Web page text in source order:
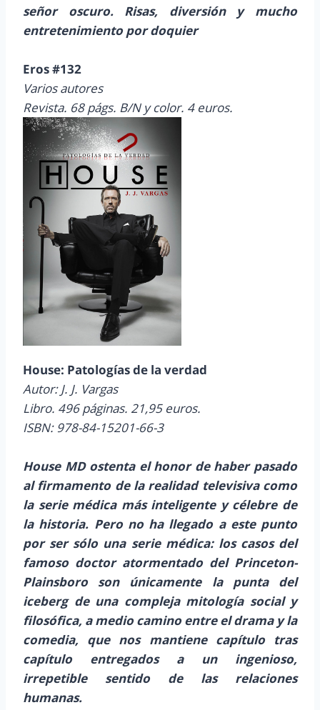
señor oscuro. Risas, diversión y mucho
entretenimiento por doquier
Eros #132
Varios autores
Revista. 68 págs. B/N y color. 4 euros.
House: Patologías de la verdad
Autor: J. J. Vargas
Libro. 496 páginas. 21,95 euros.
ISBN: 978-84-15201-66-3
House MD ostenta el honor de haber pasado
al firmamento de la realidad televisiva como
la serie médica más inteligente y célebre de
la historia. Pero no ha llegado a este punto
por ser sólo una serie médica: los casos del
famoso doctor atormentado del Princeton-
Plainsboro son únicamente la punta del
iceberg de una compleja mitología social y
filosófica, a medio camino entre el drama y la
comedia, que nos mantiene capítulo tras
capítulo entregados a un ingenioso,
irrepetible sentido de las relaciones
humanas.